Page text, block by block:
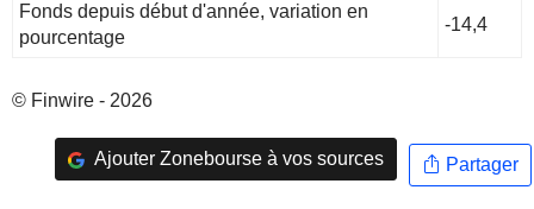
Fonds depuis début d'année, variation en
pourcentage
-14,4
© Finwire - 2026
Ajouter Zonebourse à vos sources Partager